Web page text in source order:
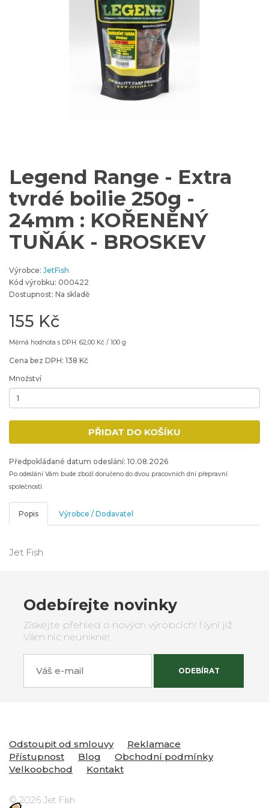
Legend Range - Extra
tvrdé boilie 250g -
24mm : KOŘENĚNÝ
TUŇÁK - BROSKEV
Výrobce: JetFish
Kód výrobku: 000422
Dostupnost: Na skladě
155 Kč
Měrná hodnota s DPH: 62,00 Kč / 100 g
Cena bez DPH: 138 Kč
Množství
PŘIDAT DO KOŠÍKU
Předpokládané datum odeslání: 10.08.2026
Po odeslání Vám bude zboží doručeno do dvou pracovních dní přepravní
společností.
Popis Výrobce / Dodavatel
Jet Fish
Odebírejte novinky
Získejte přehled o nových výrobcích! Nyní již
Vám nic neunikne!
ODEBÍRAT
Odstoupit od smlouvy
Reklamace
Přístupnost
Blog
Obchodní podmínky
Velkoobchod
Kontakt
© 2026 Jet Fish